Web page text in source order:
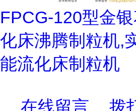
FPCG-120型金
化床沸腾制粒机,
能流化床制粒机
在线留言 拨